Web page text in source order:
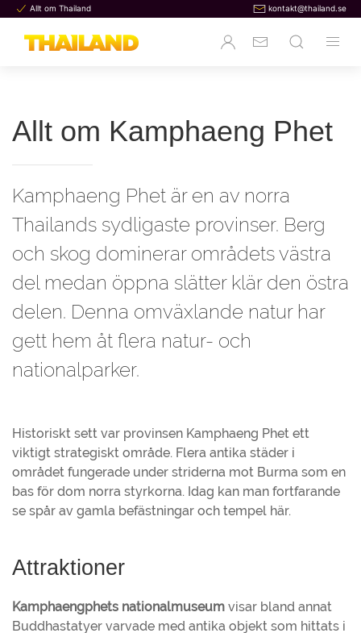
Allt om Thailand kontakt@thailand.se
Allt om Kamphaeng Phet
Kamphaeng Phet är en av norra
Thailands sydligaste provinser. Berg
och skog dominerar områdets västra
del medan öppna slätter klär den östra
delen. Denna omväxlande natur har
gett hem åt flera natur- och
nationalparker.
Historiskt sett var provinsen Kamphaeng Phet ett
viktigt strategiskt område. Flera antika städer i
området fungerade under striderna mot Burma som en
bas för dom norra styrkorna. Idag kan man fortfarande
se spår av gamla befästningar och tempel här.
Attraktioner
Kamphaengphets nationalmuseum visar bland annat
Buddhastatyer varvade med antika objekt som hittats i